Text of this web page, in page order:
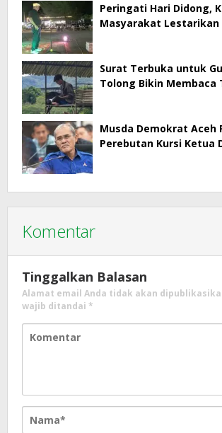
Peringati Hari Didong,
Masyarakat Lestarikan
Surat Terbuka untuk
Tolong Bikin Membaca
Musda Demokrat Aceh
Perebutan Kursi Ketua
Komentar
Tinggalkan Balasan
Alamat email Anda tidak akan
wajib ditandai *